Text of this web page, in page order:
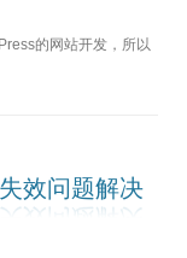
的网站开发，所以
效问题解决